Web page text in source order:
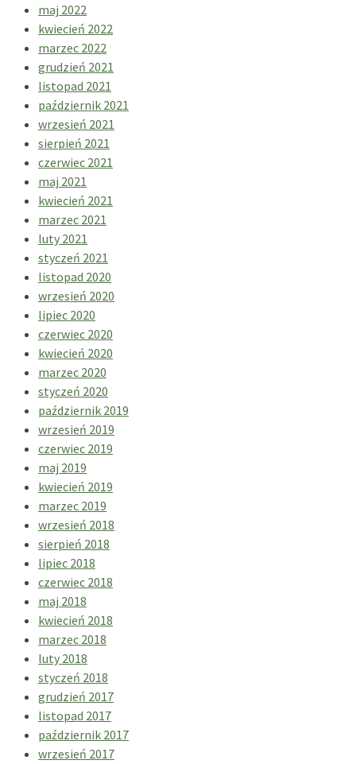
maj 2022
kwiecień 2022
marzec 2022
grudzień 2021
listopad 2021
październik 2021
wrzesień 2021
sierpień 2021
czerwiec 2021
maj 2021
kwiecień 2021
marzec 2021
luty 2021
styczeń 2021
listopad 2020
wrzesień 2020
lipiec 2020
czerwiec 2020
kwiecień 2020
marzec 2020
styczeń 2020
październik 2019
wrzesień 2019
czerwiec 2019
maj 2019
kwiecień 2019
marzec 2019
wrzesień 2018
sierpień 2018
lipiec 2018
czerwiec 2018
maj 2018
kwiecień 2018
marzec 2018
luty 2018
styczeń 2018
grudzień 2017
listopad 2017
październik 2017
wrzesień 2017